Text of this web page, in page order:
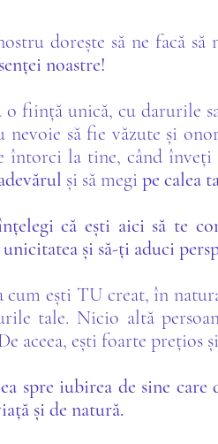
dorește să ne facă să
noastre!
o ființă unică, cu darurile
să fie văzute și
întorci la tine, când înveți
și să megi pe calea
că ești aici să te
și să-ți aduci
cum ești TU creat, în
tale. Nicio altă
aceea, ești foarte prețios
spre iubirea de sine
și de natură.